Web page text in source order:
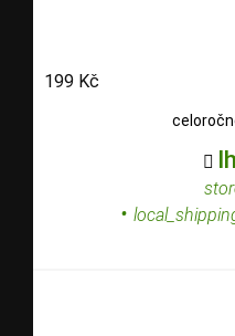
199 Kč

•